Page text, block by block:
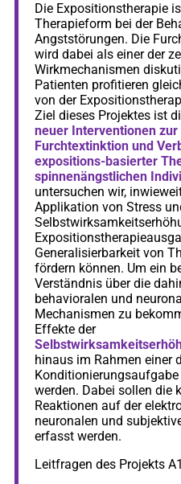
Die Expositionstherapie
Therapieform bei der
Angststörungen. Die
wird dabei als einer der
Wirkmechanismen
Patienten profitieren
von der
Ziel dieses Projektes ist
neuer Interventionen
Furchtextinktion und
expositions-basierter
spinnenängstlichen
untersuchen wir,
Applikation von Stress
Generalisierbarkeit von
fördern können. Um ein
Verständnis über die
behavioralen und
Mechanismen zu
Effekte der
hinaus im Rahmen einer
werden. Dabei sollen die
Reaktionen auf der
neuronalen und
erfasst werden.
Leitfragen des Projekts